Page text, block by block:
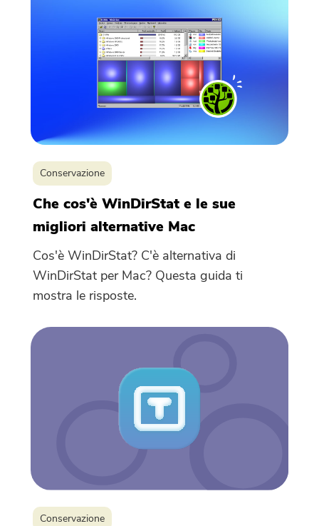
Conservazione
Che cos'è WinDirStat e le sue
migliori alternative Mac
Cos'è WinDirStat? C'è alternativa di
WinDirStat per Mac? Questa guida ti
mostra le risposte.
Conservazione